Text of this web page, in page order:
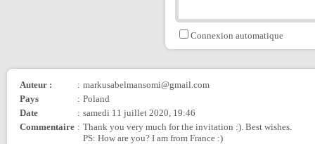
Connexion automatique
Auteur : : markusabelmansomi@gmail.com
Pays
: Poland
Date
: samedi 11 juillet 2020, 19:46
Commentaire : Thank you very much for the invitation :). Best wishes.
PS: How are you? I am from France :)